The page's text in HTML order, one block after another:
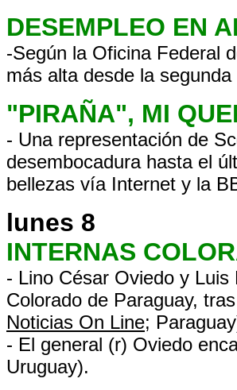
DESEMPLEO EN
-Según la Oficina Federal
más alta desde la
"PIRAÑA", MI
- Una representación de
desembocadura hasta el
bellezas vía Internet y la
lunes 8
INTERNAS
- Lino César Oviedo y
Colorado de Paraguay,
Noticias On Line;
- El general (r) Oviedo
Uruguay).